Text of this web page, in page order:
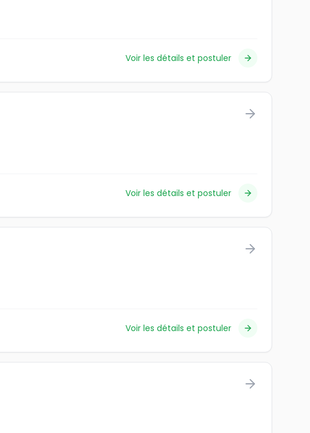
Voir les détails et postuler
Voir les détails et postuler
Voir les détails et postuler